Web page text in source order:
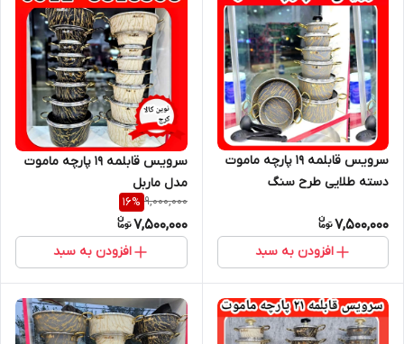
سرویس قابلمه ۱۹ پارچه ماموت
دسته طلایی طرح سنگ
7,500,000
افزودن به سبد
سرویس قابلمه 19 پارچه ماموت
مدل ماربل
9,000,000
16%
7,500,000
افزودن به سبد